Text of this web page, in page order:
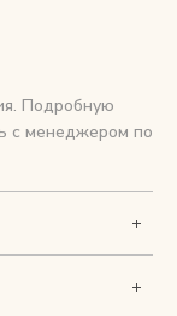
ENG
Подробную
с менеджером по